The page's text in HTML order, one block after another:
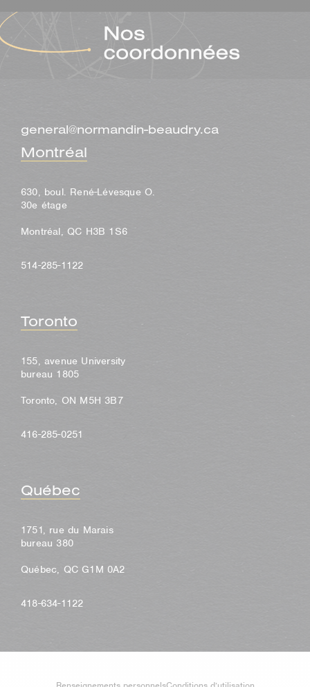
general@normandin-beaudry.ca
Montréal
630, boul. René-Lévesque O.
30e étage
Montréal, QC H3B 1S6
514-285-1122
Toronto
155, avenue University
bureau 1805
Toronto, ON M5H 3B7
416-285-0251
Québec
1751, rue du Marais
bureau 380
Québec, QC G1M 0A2
418-634-1122